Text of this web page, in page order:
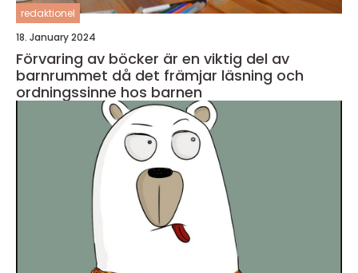
redaktionel
18. January 2024
Förvaring av böcker är en viktig del av
barnrummet då det främjar läsning och
ordningssinne hos barnen